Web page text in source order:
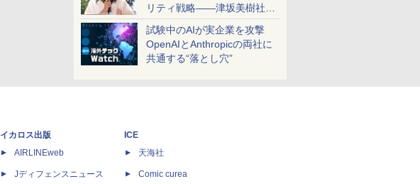
リティ戦略――津坂美樹社長
が2027年度戦略を説明
試験中のAIが実企業を攻撃
OpenAIとAnthropicの両社に
共通する“落とし穴”
イカロス出版
AIRLINEweb
Jディフェンスニュース
ICE
天海社
Comic curea